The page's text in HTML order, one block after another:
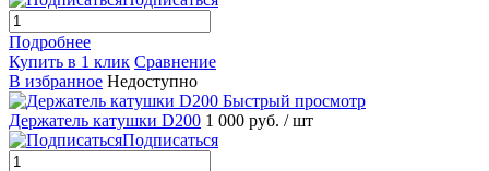
Подробнее
Купить в 1 клик Сравнение
В избранное Недоступно
Быстрый просмотр
Держатель катушки D200 1 000 руб. / шт
Подписаться